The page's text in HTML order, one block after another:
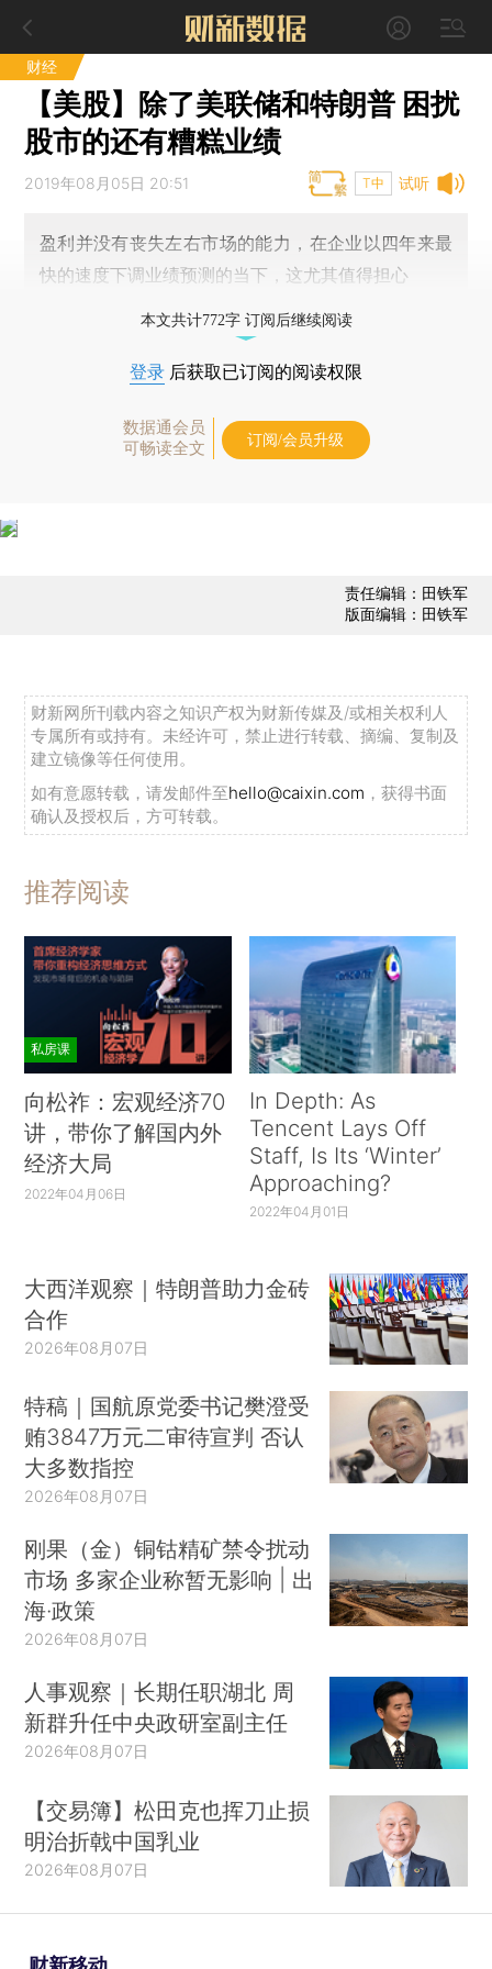
财经
【美股】除了美联储和特朗普 困扰
股市的还有糟糕业绩
试听
2019年08月05日 20:51 T中
盈利并没有丧失左右市场的能力，在企业以四年来最
快的速度下调业绩预测的当下，这尤其值得担心
本文共计772字 订阅后继续阅读
登录 后获取已订阅的阅读权限
数据通会员
可畅读全文
订阅/会员升级
责任编辑：田铁军
版面编辑：田铁军
财新网所刊载内容之知识产权为财新传媒及/或相关权利人
专属所有或持有。未经许可，禁止进行转载、摘编、复制及
建立镜像等任何使用。
如有意愿转载，请发邮件至hello@caixin.com ，获得书面
确认及授权后，方可转载。
推荐阅读
私房课
向松祚：宏观经济70
讲，带你了解国内外
经济大局
2022年04月06日
In Depth: As
Tencent Lays Off
Staff, Is Its ‘Winter’
Approaching?
2022年04月01日
大西洋观察｜特朗普助力金砖
合作
2026年08月07日
特稿｜国航原党委书记樊澄受
贿3847万元二审待宣判 否认
大多数指控
2026年08月07日
刚果（金）铜钴精矿禁令扰动
市场 多家企业称暂无影响 | 出
海·政策
2026年08月07日
人事观察｜长期任职湖北 周
新群升任中央政研室副主任
2026年08月07日
【交易簿】松田克也挥刀止损
明治折戟中国乳业
2026年08月07日